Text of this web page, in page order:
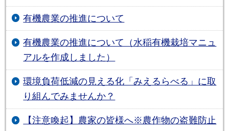
有機農業の推進について
有機農業の推進について（水稲有機栽培マニュ
アルを作成しました）
環境負荷低減の見える化「みえるらべる」に取
り組んでみませんか？
【注意喚起】農家の皆様へ※農作物の盗難防止